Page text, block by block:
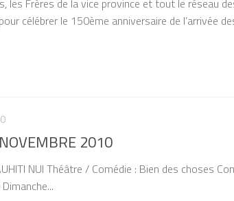
célébrer le 150ème anniversaire de l’arrivée
2010
NUI Théâtre / Comédie : Bien des choses